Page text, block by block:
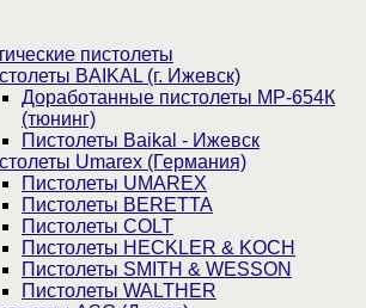
пистолеты
BAIKAL (г. Ижевск)
Доработанные пистолеты МР-654К
(тюнинг)
Пистолеты Baikal - Ижевск
Umarex (Германия)
Пистолеты UMAREX
Пистолеты BERETTA
Пистолеты COLT
Пистолеты HECKLER & KOCH
Пистолеты SMITH & WESSON
Пистолеты WALTHER